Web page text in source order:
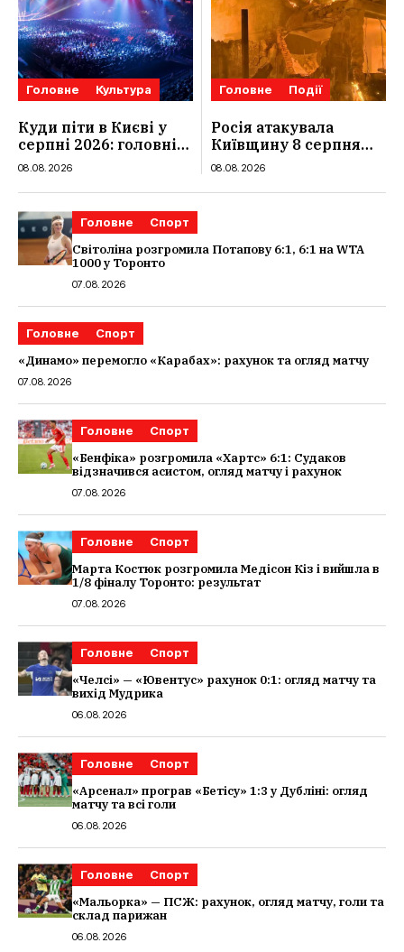
Головне Культура
Куди піти в Києві у
серпні 2026: головні
концерти місяця,
08.08.2026
Головне Події
Росія атакувала
Київщину 8 серпня
2026: загинули троє
дитина, наслідки
08.08.2026
Головне Спорт
Світоліна розгромила Потапову 6:1, 6:1 на WTA
1000 у Торонто
07.08.2026
Головне Спорт
«Динамо» перемогло «Карабах»: рахунок та огляд матчу
07.08.2026
Головне Спорт
«Бенфіка» розгромила «Хартс» 6:1: Судаков
відзначився асистом, огляд матчу і рахунок
07.08.2026
Головне Спорт
Марта Костюк розгромила Медісон Кіз і вийшла в
1/8 фіналу Торонто: результат
07.08.2026
Головне Спорт
«Челсі» — «Ювентус» рахунок 0:1: огляд матчу та
вихід Мудрика
06.08.2026
Головне Спорт
«Арсенал» програв «Бетісу» 1:3 у Дубліні: огляд
матчу та всі голи
06.08.2026
Головне Спорт
«Мальорка» — ПСЖ: рахунок, огляд матчу, голи та
склад парижан
06.08.2026